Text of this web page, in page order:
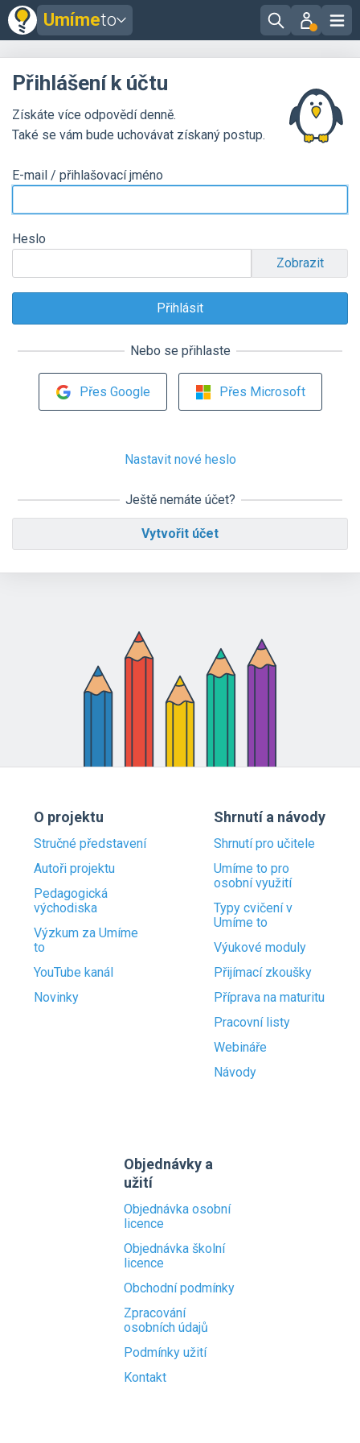
Umímeto
Přihlášení k účtu
Získáte více odpovědí denně.
Také se vám bude uchovávat získaný postup.
E-mail / přihlašovací jméno
Heslo
Zobrazit
Nebo se přihlaste
Přes Google Přes Microsoft
Nastavit nové heslo
Ještě nemáte účet?
Vytvořit účet
O projektu
Stručné představení
Autoři projektu
Pedagogická
východiska
Výzkum za Umíme
to
YouTube kanál
Novinky
Shrnutí a návody
Shrnutí pro učitele
Umíme to pro
osobní využití
Typy cvičení v
Umíme to
Výukové moduly
Přijímací zkoušky
Příprava na maturitu
Pracovní listy
Webináře
Návody
Objednávky a
užití
Objednávka osobní
licence
Objednávka školní
licence
Obchodní podmínky
Zpracování
osobních údajů
Podmínky užití
Kontakt